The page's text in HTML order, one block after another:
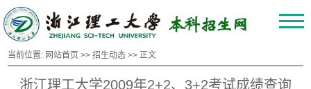
当前位置: 网站首页 >>招生动态 >> 正文
浙江理工大学2009年2+2、3+2考试成绩查询